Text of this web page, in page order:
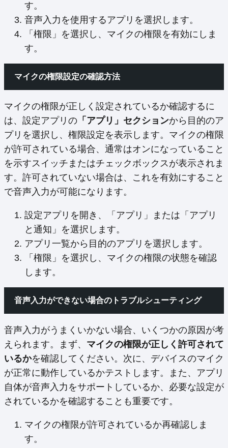
す。
音声入力を使用するアプリを選択します。
「権限」を選択し、マイクの権限を有効にしま
す。
マイクの権限設定の確認方法
マイクの権限が正しく設定されているか確認するに
は、設定アプリの 「アプリ」セクションから目的のア
プリを選択し、権限設定を表示します。マイクの権限
が許可されている場合、通常はオンになっていること
を示すスイッチまたはチェックボックスが表示されま
す。許可されていない場合は、これを有効にすること
で音声入力が可能になります。
設定アプリを開き、「アプリ」または「アプリ
と通知」を選択します。
アプリ一覧から目的のアプリを選択します。
「権限」を選択し、マイクの権限の状態を確認
します。
音声入力ができない場合のトラブルシューティング
音声入力がうまくいかない場合、いくつかの原因が考
えられます。まず、 マイクの権限が正しく許可されて
いるかを確認してください。次に、デバイスのマイク
が正常に動作しているかテストします。また、アプリ
自体が音声入力をサポートしているか、必要な設定が
されているかを確認することも重要です。
マイクの権限が許可されているか再確認しま
す。